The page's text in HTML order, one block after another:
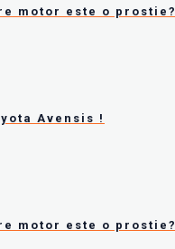
motor este o prostie?
Avensis !
motor este o prostie?